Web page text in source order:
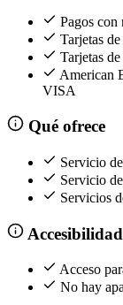
Pagos
Tarjetas
Tarjetas
American
VISA
Qué ofrece
Servicio
Servicio
Servicios
Accesibilidad
Acceso
No hay